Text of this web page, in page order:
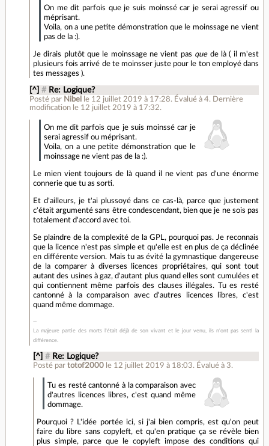
On me dit parfois que je suis moinssé car je serai agressif ou
méprisant.
Voila, on a une petite démonstration que le moinssage ne vient
pas de la :).
Je dirais plutôt que le moinssage ne vient pas quede là ( il m'est
plusieurs fois arrivé de te moinsser juste pour le ton employé dans
tes messages ).
[^] # Re: Logique?
Posté par Nibel le 12 juillet 2019 à 17:28.Évalué à 4.Dernière
modification le 12 juillet 2019 à 17:32.
On me dit parfois que je suis moinssé car je
serai agressif ou méprisant.
Voila, on a une petite démonstration que le
moinssage ne vient pas de la :).
Le mien vient toujours de là quand il ne vient pas d'une énorme
connerie que tu as sorti.
Et d'ailleurs, je t'ai plussoyé dans ce cas-là, parce que justement
c'était argumenté sans être condescendant, bien que je ne sois pas
totalement d'accord avec toi.
Se plaindre de la complexité de la GPL, pourquoi pas. Je reconnais
que la licence n'est pas simple et qu'elle est en plus de ça déclinée
en différente version. Mais tu as évité la gymnastique dangereuse
de la comparer à diverses licences propriétaires, qui sont tout
autant des usines à gaz, d'autant plus quand elles sont cumulées et
qui contiennent même parfois des clauses illégales. Tu es resté
cantonné à la comparaison avec d'autres licences libres, c'est
quand même dommage.
La majeure partie des morts l'était déjà de son vivant et le jour venu, ils n'ont pas senti la
différence.
[^] # Re: Logique?
Posté partotof2000 le 12 juillet 2019 à 18:03. Évalué à 3.
Tu es resté cantonné à la comparaison avec
d'autres licences libres, c'est quand même
dommage.
Pourquoi ? L'idée portée ici, si j'ai bien compris, est qu'on peut
faire du libre sans copyleft, et qu'en pratique ça se révèle bien
plus simple, parce que le copyleft impose des conditions qui